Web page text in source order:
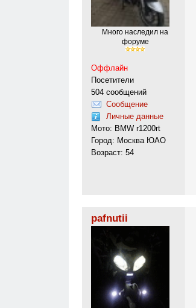
Много наследил на
форуме
Оффлайн
Посетители
504 сообщений
Сообщение
Личные данные
Мото: BMW r1200rt
Город: Москва ЮАО
Возраст: 54
pafnutii